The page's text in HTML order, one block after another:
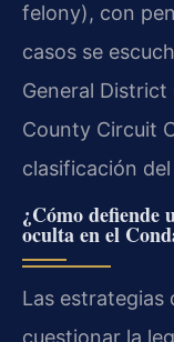
felony), con
casos se
General
County Circuit
clasificación
¿Cómo defiende
oculta en el
Las estrategias
cuestionar la